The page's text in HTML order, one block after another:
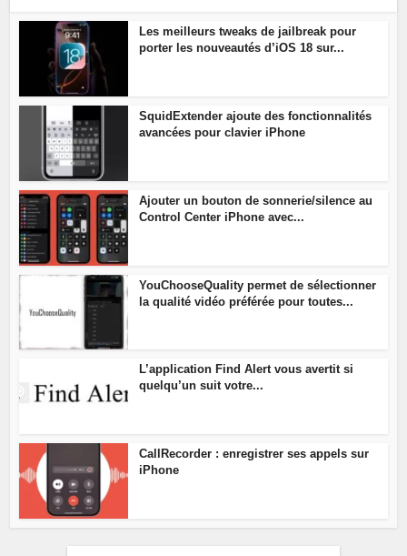
Les meilleurs tweaks de jailbreak pour
porter les nouveautés d’iOS 18 sur...
SquidExtender ajoute des fonctionnalités
avancées pour clavier iPhone
Ajouter un bouton de sonnerie/silence au
Control Center iPhone avec...
YouChooseQuality permet de sélectionner
la qualité vidéo préférée pour toutes...
L’application Find Alert vous avertit si
quelqu’un suit votre...
CallRecorder : enregistrer ses appels sur
iPhone